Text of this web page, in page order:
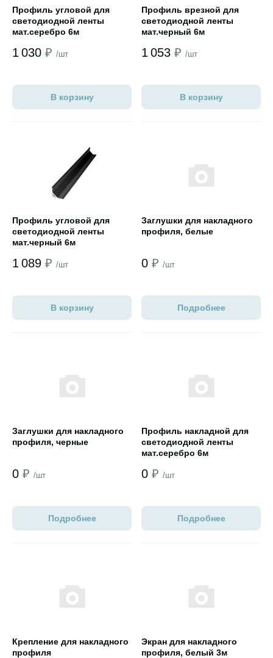
Профиль угловой для
светодиодной ленты
мат.серебро 6м
1 030 ₽ /шт
В корзину
Профиль врезной для
светодиодной ленты
мат.черный 6м
1 053 ₽ /шт
В корзину
Профиль угловой для
светодиодной ленты
мат.черный 6м
1 089 ₽ /шт
В корзину
Заглушки для накладного
профиля, белые
0 ₽ /шт
Подробнее
Заглушки для накладного
профиля, черные
0 ₽ /шт
Подробнее
Профиль накладной для
светодиодной ленты
мат.серебро 6м
0 ₽ /шт
Подробнее
Крепление для накладного
профиля
Экран для накладного
профиля, белый 3м